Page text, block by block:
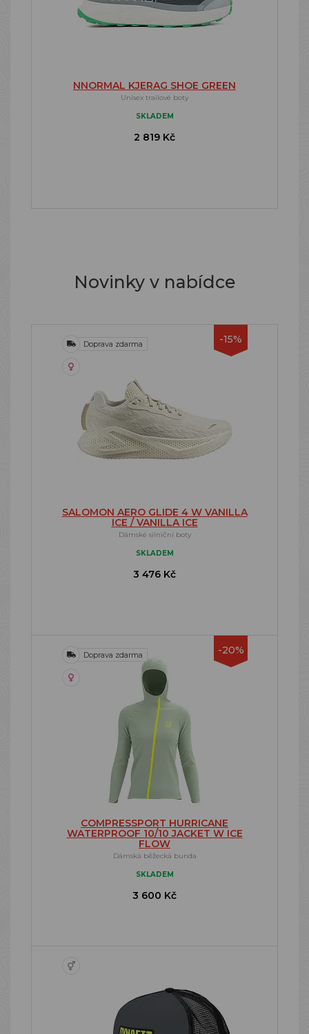
NNORMAL KJERAG SHOE GREEN
Unisex trailové boty
SKLADEM
2 819 Kč
Novinky v nabídce
-15%
Doprava zdarma
SALOMON AERO GLIDE 4 W VANILLA
ICE / VANILLA ICE
Dámské silniční boty
SKLADEM
3 476 Kč
-20%
Doprava zdarma
COMPRESSPORT HURRICANE
WATERPROOF 10/10 JACKET W ICE
FLOW
Dámská běžecká bunda
SKLADEM
3 600 Kč